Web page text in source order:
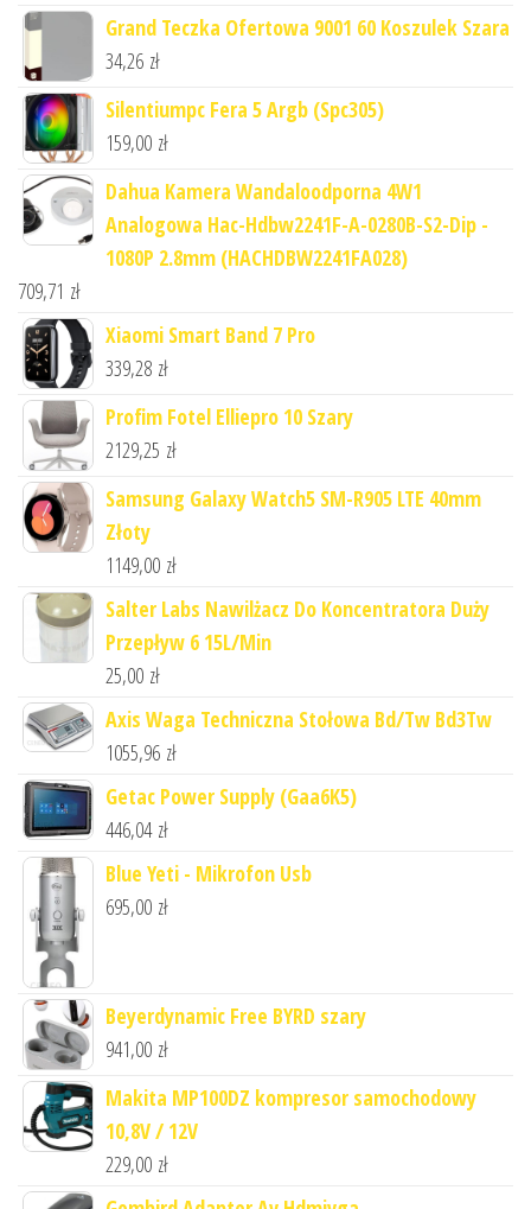
Grand Teczka Ofertowa 9001 60 Koszulek Szara
34,26 zł
Silentiumpc Fera 5 Argb (Spc305)
159,00 zł
Dahua Kamera Wandaloodporna 4W1
Analogowa Hac-Hdbw2241F-A-0280B-S2-Dip -
1080P 2.8mm (HACHDBW2241FA028)
709,71 zł
Xiaomi Smart Band 7 Pro
339,28 zł
Profim Fotel Elliepro 10 Szary
2129,25 zł
Samsung Galaxy Watch5 SM-R905 LTE 40mm
Złoty
1149,00 zł
Salter Labs Nawilżacz Do Koncentratora Duży
Przepływ 6 15L/Min
25,00 zł
Axis Waga Techniczna Stołowa Bd/Tw Bd3Tw
1055,96 zł
Getac Power Supply (Gaa6K5)
446,04 zł
Blue Yeti - Mikrofon Usb
695,00 zł
Beyerdynamic Free BYRD szary
941,00 zł
Makita MP100DZ kompresor samochodowy
10,8V / 12V
229,00 zł